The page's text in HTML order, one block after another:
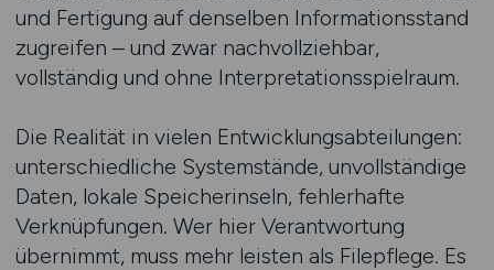
und Fertigung auf denselben Informationsstand
zugreifen – und zwar nachvollziehbar,
vollständig und ohne Interpretationsspielraum.
Die Realität in vielen Entwicklungsabteilungen:
unterschiedliche Systemstände, unvollständige
Daten, lokale Speicherinseln, fehlerhafte
Verknüpfungen. Wer hier Verantwortung
übernimmt, muss mehr leisten als Filepflege. Es